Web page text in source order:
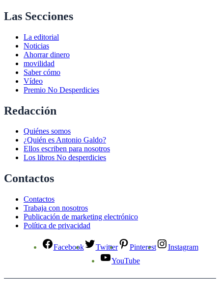
Las Secciones
La editorial
Noticias
Ahorrar dinero
movilidad
Saber cómo
Vídeo
Premio No Desperdicies
Redacción
Quiénes somos
¿Quién es Antonio Galdo?
Ellos escriben para nosotros
Los libros No desperdicies
Contactos
Contactos
Trabaja con nosotros
Publicación de marketing electrónico
Política de privacidad
Facebook Twitter Pinterest
Instagram
YouTube